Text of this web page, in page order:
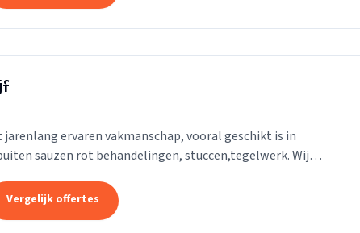
ervaren vakmanschap, vooral geschikt is in
sauzen rot behandelingen, stuccen,tegelwerk. Wij
Vergelijk offertes